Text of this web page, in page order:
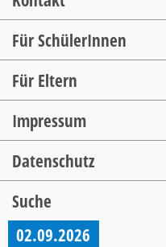
Für SchülerInnen
Für Eltern
Impressum
Datenschutz
Suche
02.09.2026